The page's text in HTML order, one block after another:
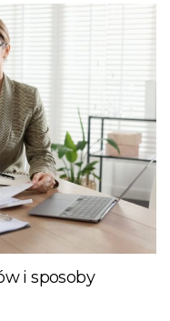
i sposoby